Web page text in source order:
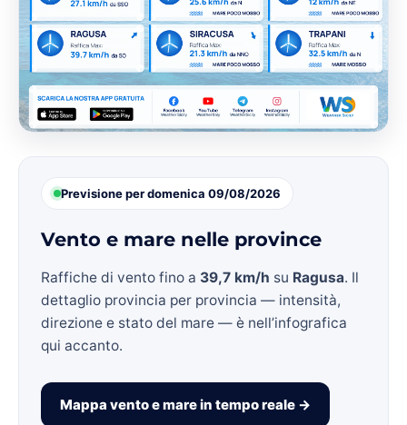
Previsione per domenica 09/08/2026
Vento e mare nelle province
Raffiche di vento fino a 39,7 km/h su Ragusa. Il
dettaglio provincia per provincia — intensità,
direzione e stato del mare — è nell’infografica
qui accanto.
Mappa vento e mare in tempo reale →